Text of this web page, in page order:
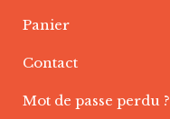
Panier
Contact
Mot de passe perdu ?